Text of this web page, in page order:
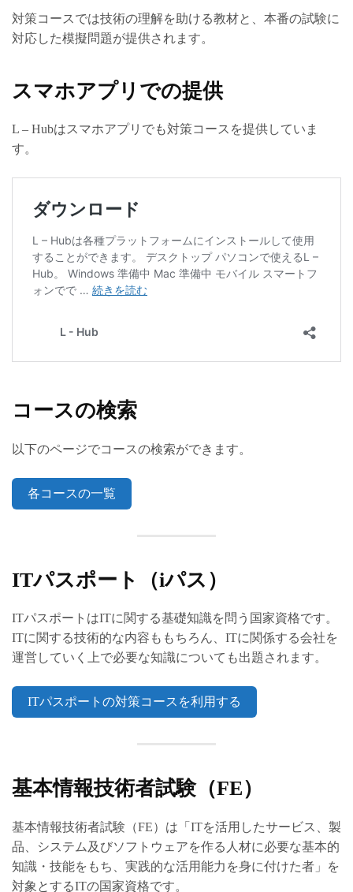
対策コースでは技術の理解を助ける教材と、本番の試験に
対応した模擬問題が提供されます。
スマホアプリでの提供
L – Hubはスマホアプリでも対策コースを提供していま
す。
コースの検索
以下のページでコースの検索ができます。
各コースの一覧
ITパスポート（iパス）
ITパスポートはITに関する基礎知識を問う国家資格です。
ITに関する技術的な内容ももちろん、ITに関係する会社を
運営していく上で必要な知識についても出題されます。
ITパスポートの対策コースを利用する
基本情報技術者試験（FE）
基本情報技術者試験（FE）は「ITを活用したサービス、製
品、システム及びソフトウェアを作る人材に必要な基本的
知識・技能をもち、実践的な活用能力を身に付けた者」を
対象とするITの国家資格です。